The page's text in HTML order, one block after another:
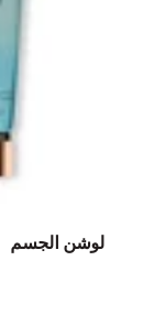
لوشن الجسم